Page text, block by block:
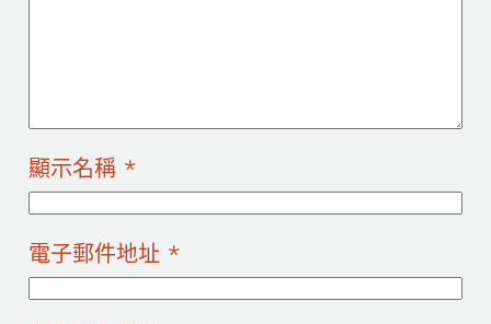
顯示名稱 *
電子郵件地址 *